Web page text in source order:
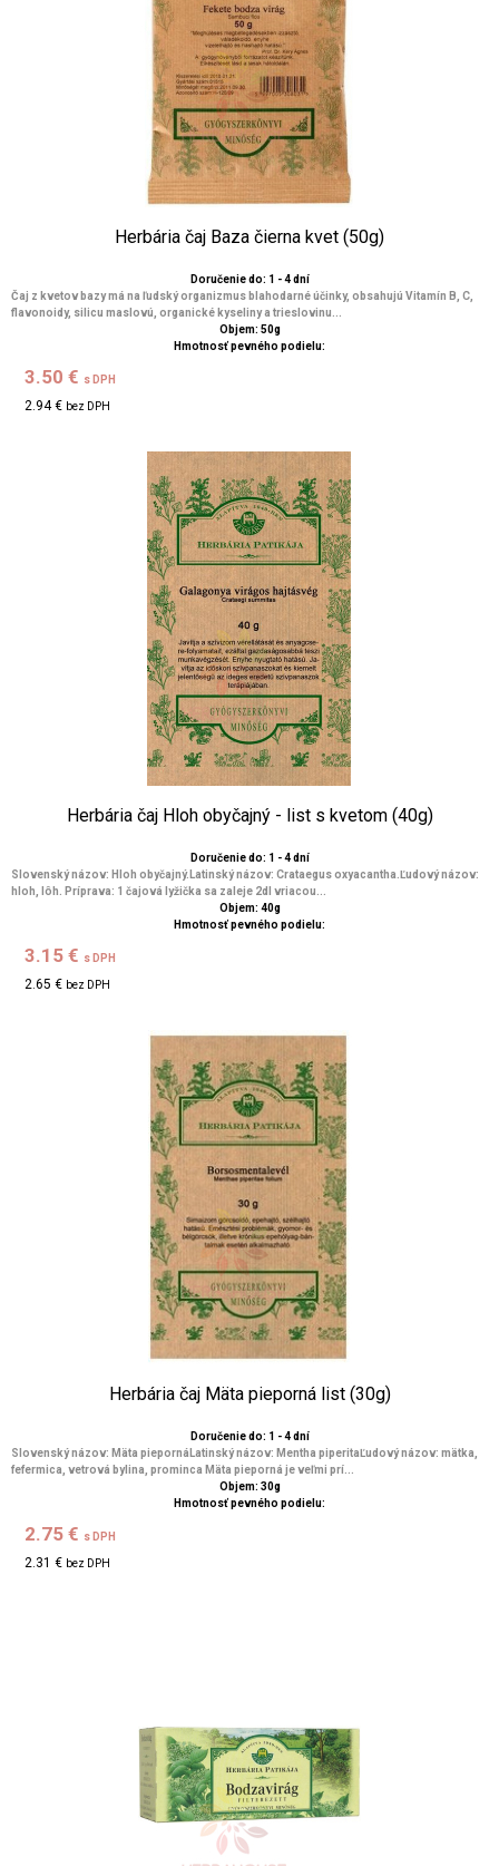
Herbária čaj Baza čierna kvet (50g)
Doručenie do: 1 - 4 dní
Čaj z kvetov bazy má na ľudský organizmus blahodarné účinky, obsahujú Vitamín B, C,
flavonoidy, silicu maslovú, organické kyseliny a trieslovinu...
Objem: 50g
Hmotnosť pevného podielu:
3.50 € s DPH
2.94 € bez DPH
Herbária čaj Hloh obyčajný - list s kvetom (40g)
Doručenie do: 1 - 4 dní
Slovenský názov: Hloh obyčajný.Latinský názov: Crataegus oxyacantha.Ľudový názov:
hloh, lôh. Príprava: 1 čajová lyžička sa zaleje 2dl vriacou...
Objem: 40g
Hmotnosť pevného podielu:
3.15 € s DPH
2.65 € bez DPH
Herbária čaj Mäta pieporná list (30g)
Doručenie do: 1 - 4 dní
Slovenský názov: Mäta piepornáLatinský názov: Mentha piperitaĽudový názov: mätka,
fefermica, vetrová bylina, prominca Mäta pieporná je veľmi prí...
Objem: 30g
Hmotnosť pevného podielu:
2.75 € s DPH
2.31 € bez DPH